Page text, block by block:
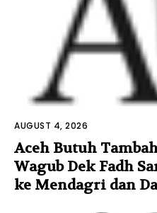
AUGUST 4, 2026
Aceh Butuh
Wagub Dek Fadh
ke Mendagri dan